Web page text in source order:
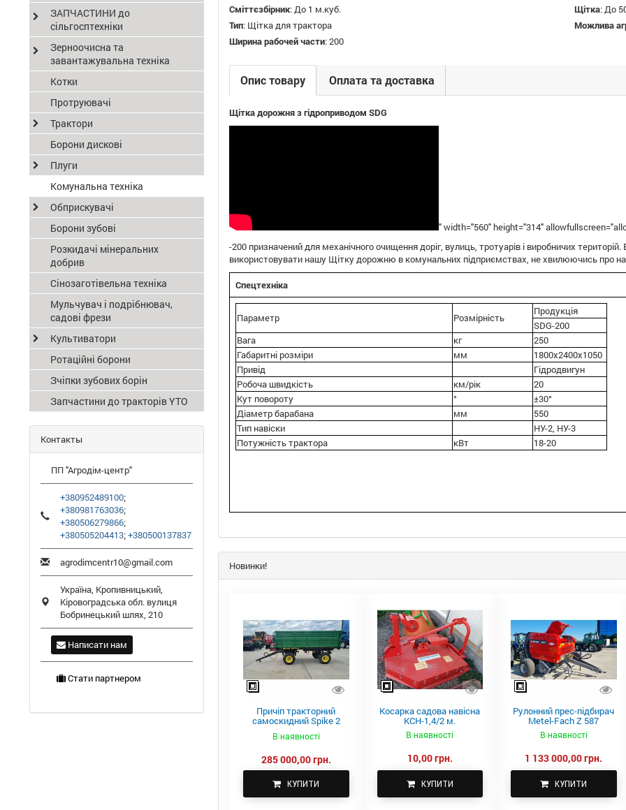
Сміттєзбірник:До 1 м.куб. Щітка:До
Тип: Щітка для трактора
Можлива
Ширина рабочей части:200
Опис товару Оплата та доставка
Щітка дорожня з гідроприводом SDG
" width="560" height="314"
-200 призначений для механічного очищення доріг, вулиць, тротуарів і виробничих
використовувати нашу Щітку дорожню в комунальних підприємствах, не хвилюючись про
Спецтехніка
Параметр Розмірність
Продукція
SDG-200
Вага
кг
250
Габаритні розміри
мм
1800х2400х1050
Привід
Гідродвигун
Робоча швидкість
км/рік
20
Кут повороту
°
±30°
Діаметр барабана
мм
550
Тип навіски
НУ-2, НУ-3
Потужність трактора
кВт 18-20
Новинки!
Причіп тракторний
самоскидний Spike 2
В наявності
285 000,00 грн.
КУПИТИ
Косарка садова навісна
КСН-1,4/2 м.
В наявності
10,00 грн.
КУПИТИ
Рулонний прес-підбирач
Metel-Fach Z 587
В наявності
1 133 000,00 грн.
КУПИТИ
ЗАПЧАСТИНИ до
сільгосптехніки
Зерноочисна та
завантажувальна техніка
Котки
Протруювачі
Трактори
Борони дискові
Плуги
Комунальна техніка
Обприскувачі
Борони зубові
Розкидачі мінеральних
добрив
Сінозаготівельна техніка
Мульчувач і подрібнювач,
садові фрези
Культиватори
Ротаційні борони
Зчіпки зубових борін
Запчастини до тракторів YTO
Контакты
ПП "Агродім-центр"
+380952489100;
+380981763036;
+380506279866;
+380505204413;+380500137837
agrodimcentr10@gmail.com
Україна, Кропивницький,
Кіровоградська обл. вулиця
Бобринецький шлях, 210
Написати нам
Стати партнером